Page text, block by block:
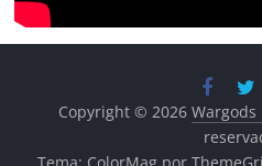
Copyright © 2026 Wargods